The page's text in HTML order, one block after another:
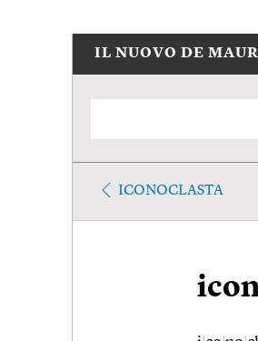
IL NUOVO DE
ICONOCLASTA